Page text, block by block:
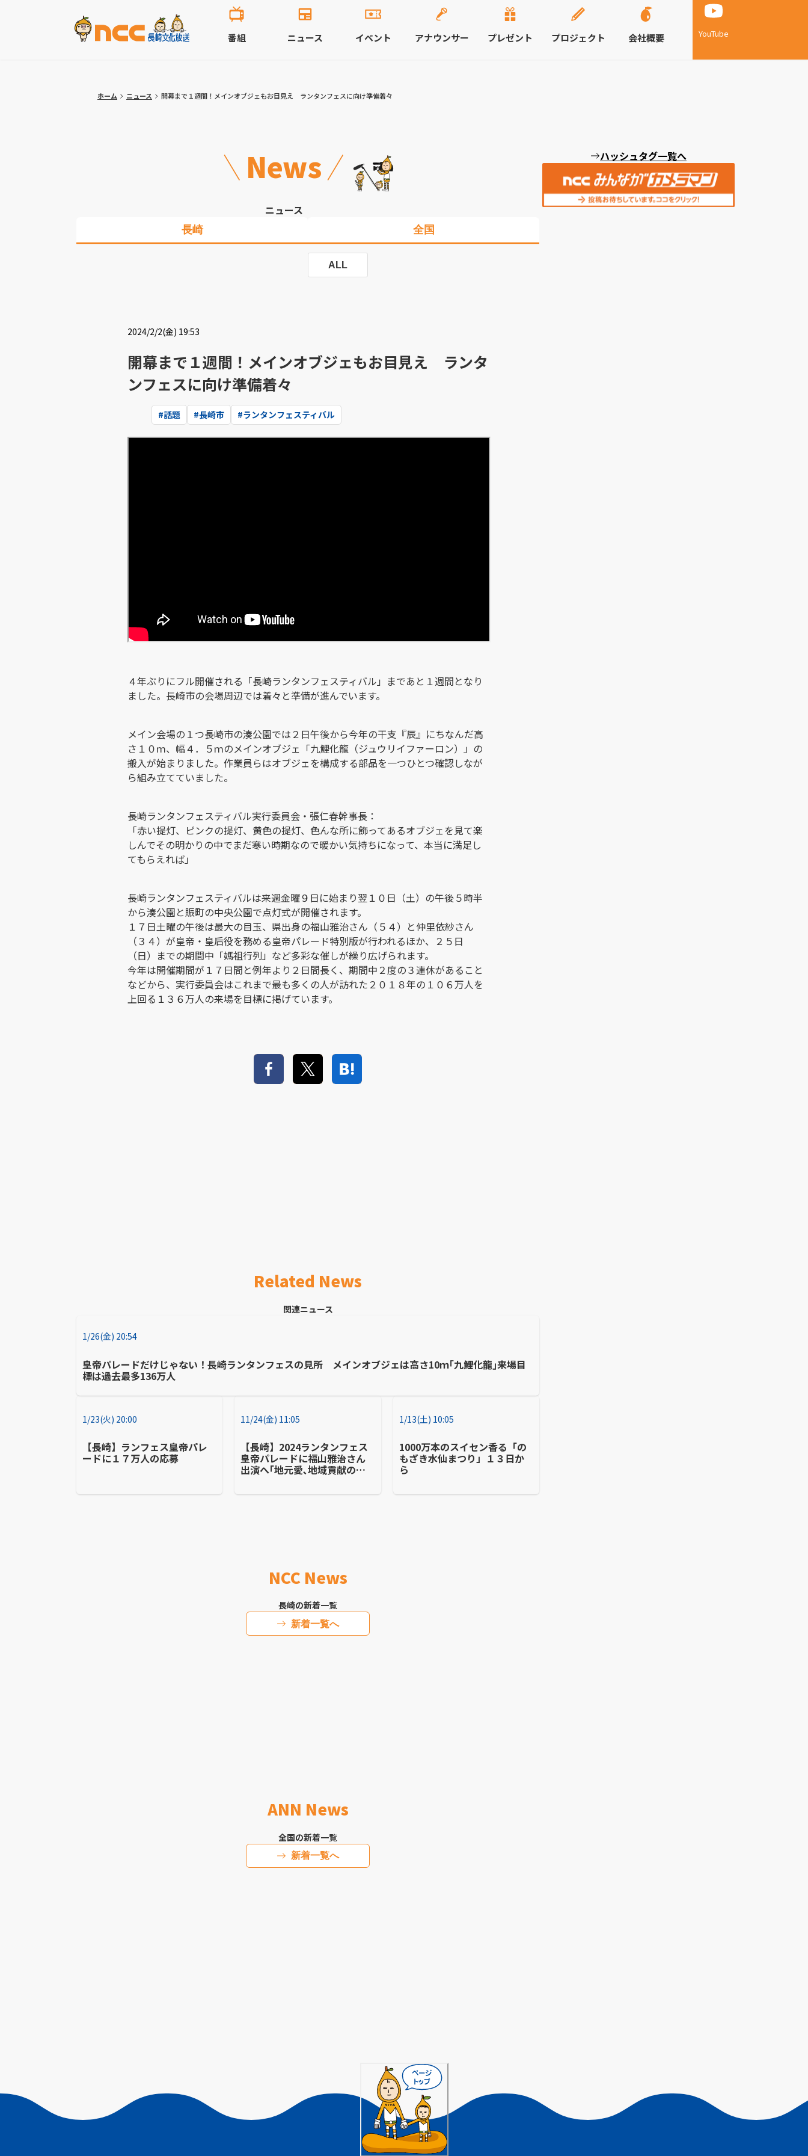
YouTube
番組 ニュース イベント アナウンサー プレゼント プロジェクト 会社概要
ホーム ニュース 開幕まで１週間！メインオブジェもお目見え ランタンフェスに向け準備着々
News
ニュース
長崎 全国
ALL
2024/2/2(金) 19:53
開幕まで１週間！メインオブジェもお目見え ランタ
ンフェスに向け準備着々
#話題 #長崎市 #ランタンフェスティバル
４年ぶりにフル開催される「長崎ランタンフェスティバル」まであと１週間となり
ました。長崎市の会場周辺では着々と準備が進んでいます。
メイン会場の１つ長崎市の湊公園では２日午後から今年の干支『辰』にちなんだ高
さ１０ｍ、幅４．５ｍのメインオブジェ「九鯉化龍（ジュウリイファーロン）」の
搬入が始まりました。作業員らはオブジェを構成する部品を一つひとつ確認しなが
ら組み立てていました。
長崎ランタンフェスティバル実行委員会・張仁春幹事長：
「赤い提灯、ピンクの提灯、黄色の提灯、色んな所に飾ってあるオブジェを見て楽
しんでその明かりの中でまだ寒い時期なので暖かい気持ちになって、本当に満足し
てもらえれば」
長崎ランタンフェスティバルは来週金曜９日に始まり翌１０日（土）の午後５時半
から湊公園と賑町の中央公園で点灯式が開催されます。
１７日土曜の午後は最大の目玉、県出身の福山雅治さん（５４）と仲里依紗さん
（３４）が皇帝・皇后役を務める皇帝パレード特別版が行われるほか、２５日
（日）までの期間中「媽祖行列」など多彩な催しが繰り広げられます。
今年は開催期間が１７日間と例年より２日間長く、期間中２度の３連休があること
などから、実行委員会はこれまで最も多くの人が訪れた２０１８年の１０６万人を
上回る１３６万人の来場を目標に掲げています。
Related News
関連ニュース
1/26(金) 20:54
皇帝パレードだけじゃない！長崎ランタンフェスの見所 メインオブジェは高さ10ｍ｢九鯉化龍｣来場目
標は過去最多136万人
1/23(火) 20:00
【長崎】ランフェス皇帝パレ
ードに１７万人の応募
11/24(金) 11:05
【長崎】2024ランタンフェス
皇帝パレードに福山雅治さん
出演へ｢地元愛､地域貢献の強
は海沿いに変更 観覧は事前応
1/13(土) 10:05
1000万本のスイセン香る「の
もざき水仙まつり」１３日か
ら
NCC News
長崎の新着一覧
新着一覧へ
ANN News
全国の新着一覧
新着一覧へ
ハッシュタグ一覧へ